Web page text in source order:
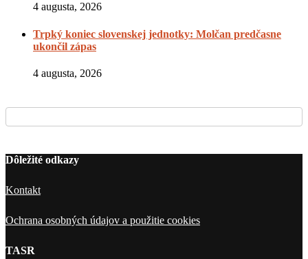
4 augusta, 2026
Trpký koniec slovenskej jednotky: Molčan predčasne
ukončil zápas
4 augusta, 2026
Dôležité odkazy
Kontakt
Ochrana osobných údajov a použitie cookies
TASR